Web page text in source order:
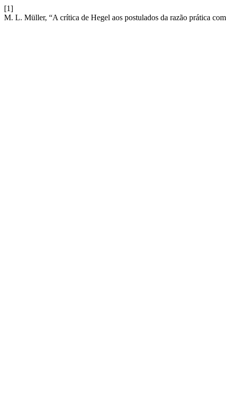
[1]
M. L. Müller, “A crítica de Hegel aos postulados da razão prática